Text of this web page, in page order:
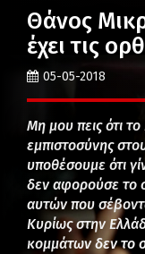
Θάνος
έχει τις
05-05-2018
Μη μου πεις ότι
εμπιστοσύνης
υποθέσουμε ότι
δεν αφορούσε το
αυτών που
Κυρίως στην
κομμάτων δεν το